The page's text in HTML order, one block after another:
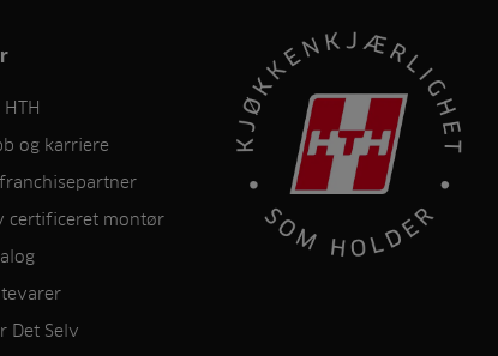
HTH
og karriere
certificeret montør
Det Selv